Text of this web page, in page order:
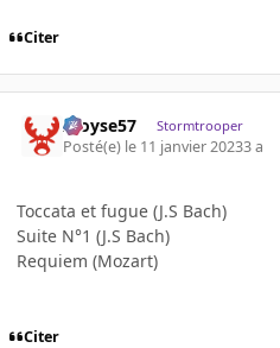
Citer
Aloyse57 Stormtrooper
Posté(e) le 11 janvier 20233 a
Toccata et fugue (J.S Bach)
Suite N°1 (J.S Bach)
Requiem (Mozart)
Citer